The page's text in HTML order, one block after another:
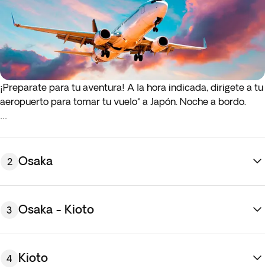
¡Preparate para tu aventura! A la hora indicada, dirigete a tu
aeropuerto para tomar tu vuelo* a Japón. Noche a bordo.
noche anterior al día de salida indicado.
2 Osaka
3 Osaka - Kioto
4 Kioto